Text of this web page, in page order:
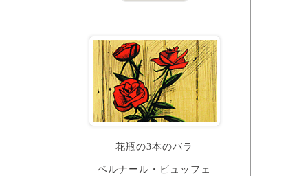
花瓶の3本のバラ
ベルナール・ビュッフェ